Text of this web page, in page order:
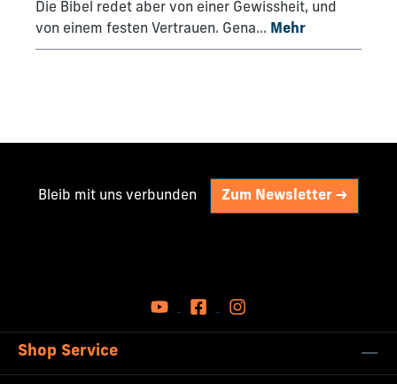
Die Bibel redet aber von einer Gewissheit, und
von einem festen Vertrauen. Gena… Mehr
Bleib mit uns verbunden Zum Newsletter ->
Shop Service